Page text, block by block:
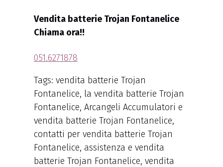
Vendita batterie Trojan Fontanelice
Chiama ora!!
051.6271878
Tags: vendita batterie Trojan
Fontanelice, la vendita batterie Trojan
Fontanelice, Arcangeli Accumulatori e
vendita batterie Trojan Fontanelice,
contatti per vendita batterie Trojan
Fontanelice, assistenza e vendita
batterie Trojan Fontanelice, vendita